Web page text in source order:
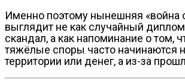
Именно поэтому нынешняя «война
выглядит не как случайный
скандал, а как напоминание о том,
тяжёлые споры часто начинаются
территории или денег, а из-за